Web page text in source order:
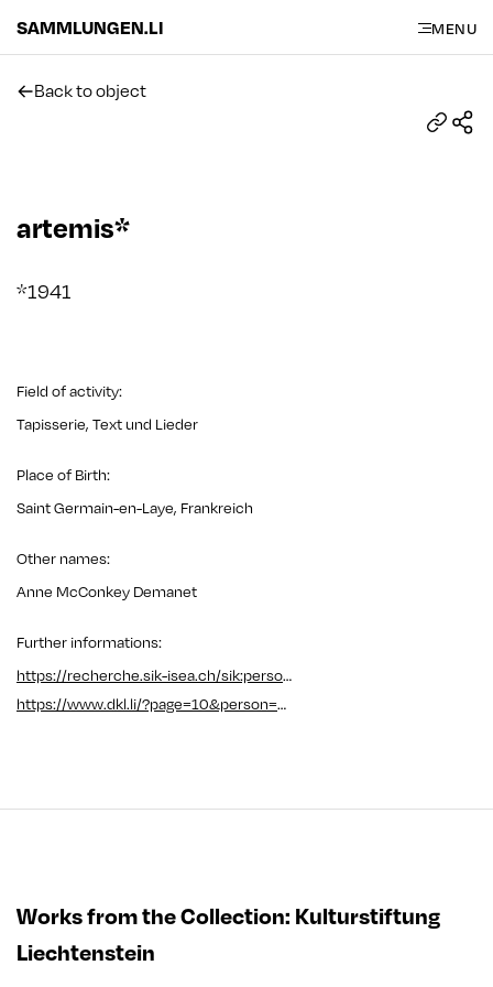
SAMMLUNGEN.LI MENU
Back to object
artemis*
*1941
Field of activity:
Tapisserie, Text und Lieder
Place of Birth:
Saint Germain-en-Laye, Frankreich
Other names:
Anne McConkey Demanet
Further informations:
https://recherche.sik-isea.ch/sik:person-4022211
https://www.dkl.li/?page=10&person=65&kind=natuerlich&filter=0&buchstabe=A
Works from the Collection: Kulturstiftung
Liechtenstein